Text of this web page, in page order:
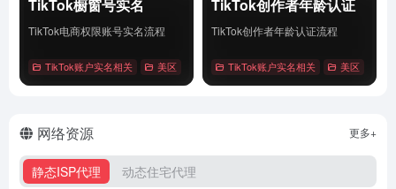
TikTok橱窗号实名
TikTok电商权限账号实名流程
TikTok账户实名相关 美区 # Tiktok # 橱窗号实名 # 账户实名
TikTok创作者年龄认证
TikTok创作者年龄认证流程
TikTok账户实名相关 美区
网络资源
静态ISP代理 动态住宅代理
更多+